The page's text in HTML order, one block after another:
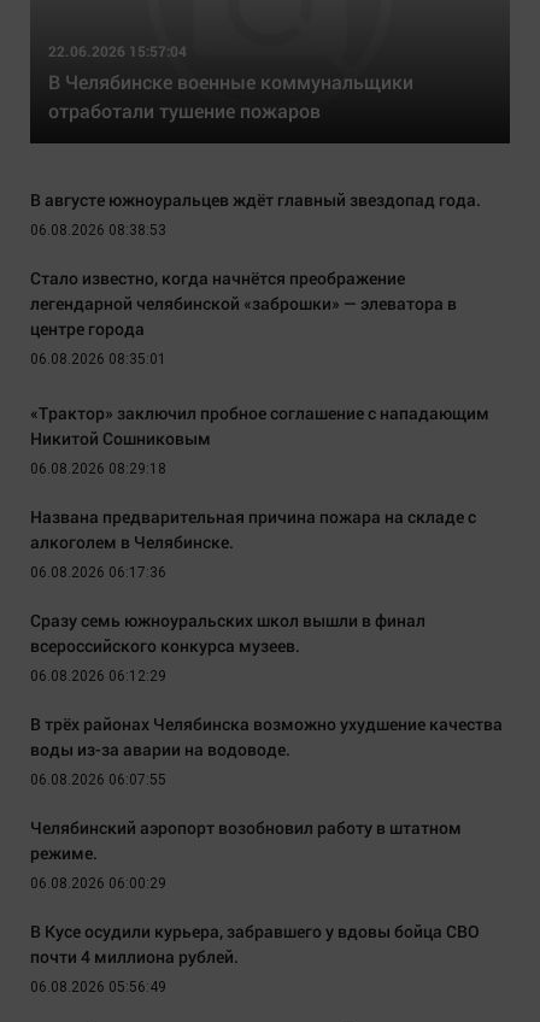
22.06.2026 15:57:04
В Челябинске военные коммунальщики
отработали тушение пожаров
В августе южноуральцев ждёт главный звездопад года.
06.08.2026 08:38:53
Стало известно, когда начнётся преображение
легендарной челябинской «заброшки» — элеватора в
центре города
06.08.2026 08:35:01
«Трактор» заключил пробное соглашение с нападающим
Никитой Сошниковым
06.08.2026 08:29:18
Названа предварительная причина пожара на складе с
алкоголем в Челябинске.
06.08.2026 06:17:36
Сразу семь южноуральских школ вышли в финал
всероссийского конкурса музеев.
06.08.2026 06:12:29
В трёх районах Челябинска возможно ухудшение качества
воды из-за аварии на водоводе.
06.08.2026 06:07:55
Челябинский аэропорт возобновил работу в штатном
режиме.
06.08.2026 06:00:29
В Кусе осудили курьера, забравшего у вдовы бойца СВО
почти 4 миллиона рублей.
06.08.2026 05:56:49